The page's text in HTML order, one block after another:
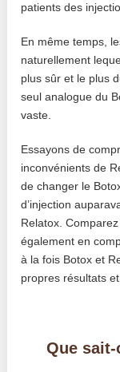
patients des
En même temps,
naturellement
plus sûr et le plus
seul analogue du
vaste.
Essayons de
inconvénients de
de changer le
d’injection
Relatox.
également en
à la fois Botox et
propres résultats
Que